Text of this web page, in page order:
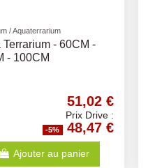
/ Aquaterrarium
Terrarium - 60CM -
- 100CM
51,02 €
Prix Drive :
-5% 48,47 €
Ajouter au panier